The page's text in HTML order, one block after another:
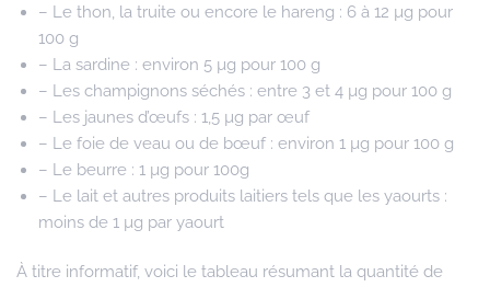
– Le thon, la truite ou encore le hareng : 6 à 12 µg pour
100 g
– La sardine : environ 5 µg pour 100 g
– Les champignons séchés : entre 3 et 4 µg pour 100 g
– Les jaunes d’œufs : 1,5 µg par œuf
– Le foie de veau ou de bœuf : environ 1 µg pour 100 g
– Le beurre : 1 µg pour 100g
– Le lait et autres produits laitiers tels que les yaourts :
moins de 1 µg par yaourt
À titre informatif, voici le tableau résumant la quantité de